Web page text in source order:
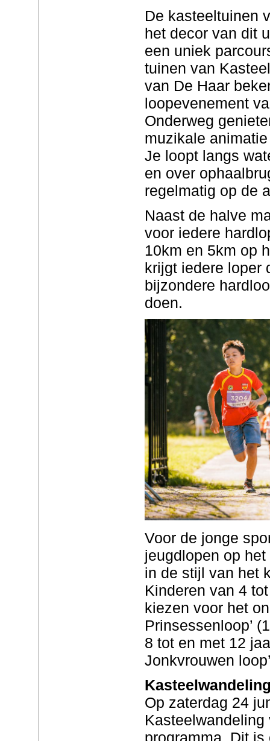
De kasteeltuinen
het decor van dit
een uniek
tuinen van
van De Haar
loopevenement
Onderweg
muzikale
Je loopt langs
en over
regelmatig op de
Naast de halve
voor iedere
10km en 5km op
krijgt iedere loper
bijzondere
doen.
Voor de jonge
jeugdlopen op
in de stijl van het
Kinderen van 4
kiezen voor het
Prinsessenloop’
8 tot en met 12
Jonkvrouwen
Op zaterdag 24
programma. Dit